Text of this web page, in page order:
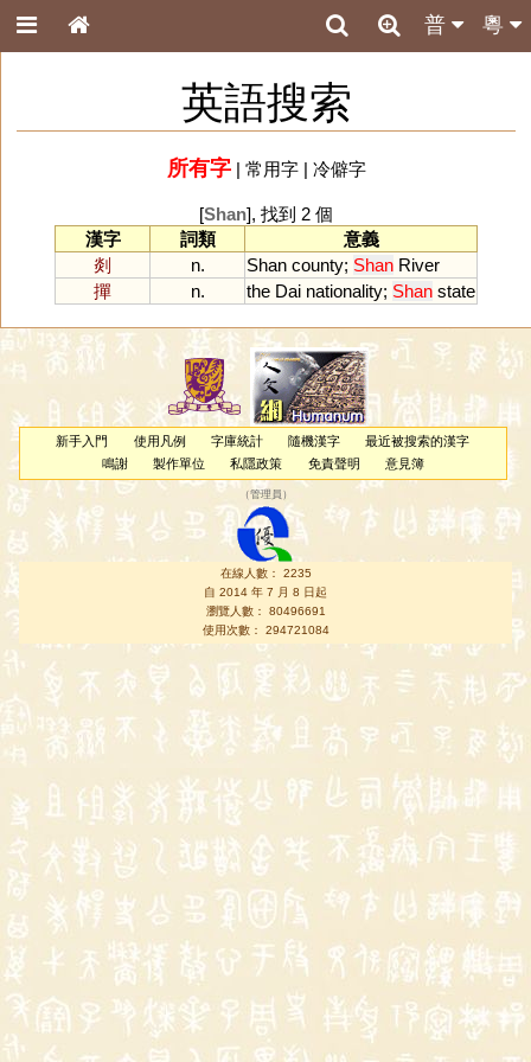
粵
普
英語搜索
所有字| 常用字| 冷僻字
[Shan], 找到 2 個
漢字
詞類
意義
剡
n. Shan county; Shan River
撣
n. the Dai nationality; Shan state
新手入門 使用凡例 字庫統計 隨機漢字
最近被搜索的漢字
鳴謝
製作單位 私隱政策 免責聲明 意見簿
（管理員 ）
在線人數： 2235
自 2014 年 7 月 8 日起
瀏覽人數： 80496691
使用次數： 294721084